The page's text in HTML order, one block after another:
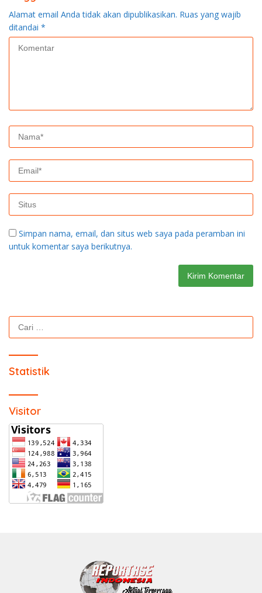
Alamat email Anda tidak akan dipublikasikan. Ruas yang wajib
ditandai *
Simpan nama, email, dan situs web saya pada peramban ini
untuk komentar saya berikutnya.
Cari
untuk:
Statistik
Visitor